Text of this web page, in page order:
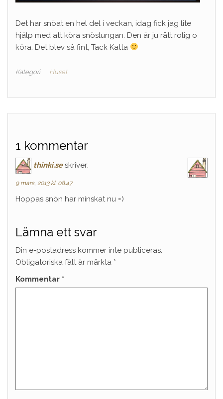
Det har snöat en hel del i veckan, idag fick jag lite
hjälp med att köra snöslungan. Den är ju rätt rolig o
köra. Det blev så fint, Tack Katta
Kategori Huset
1 kommentar
thinki.se skriver:
9 mars, 2013 kl. 08:47
Hoppas snön har minskat nu =)
Lämna ett svar
Din e-postadress kommer inte publiceras.
Obligatoriska fält är märkta *
Kommentar *